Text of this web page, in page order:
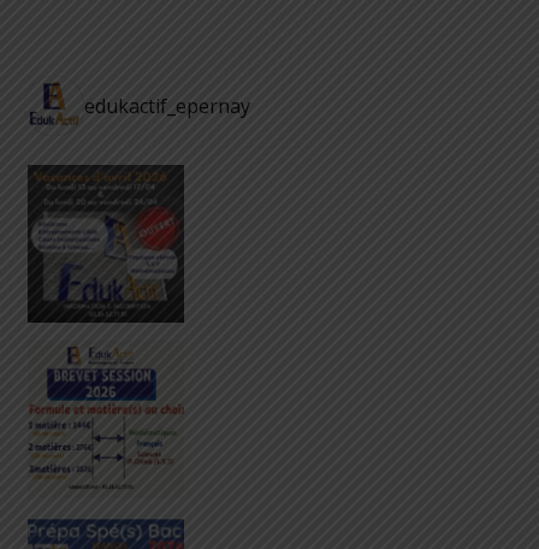
edukactif_epernay
Cours et Stages – Vacances d’avril 2026
L'é
Révisions Brevet 2026 – Stage Vacances d’Avril
STAGES SPÉCIALITÉS SCIENTIFIQUES – VACANCES D’AV